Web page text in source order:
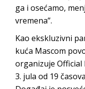
ga i osećamo,
vremena”.
Kao ekskluzivni
kuća Mascom
organizuje Official
3. jula od 19